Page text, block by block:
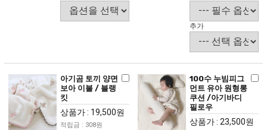
추가
아기곰 토끼 양면
보아 이불 / 블랭
킷
상품가 : 19,500원
적립금 : 308원
100수 누빔피그
먼트 유아 원형롱
쿠션 /아기바디
필로우
상품가 : 23,500원